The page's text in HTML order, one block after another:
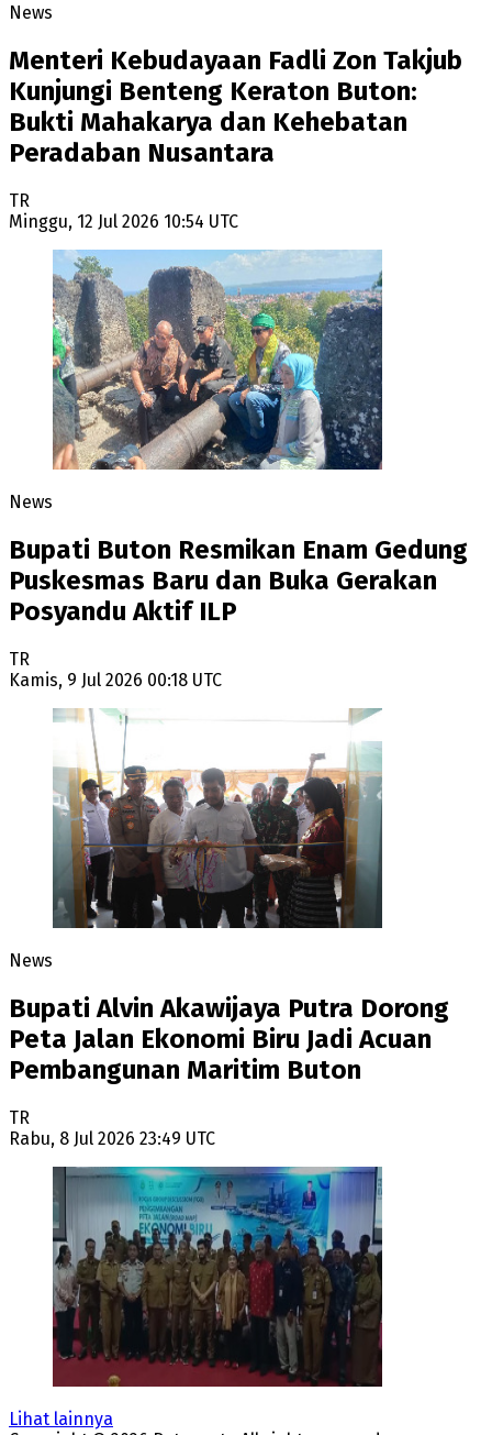
News
Menteri Kebudayaan Fadli Zon Takjub
Kunjungi Benteng Keraton Buton:
Bukti Mahakarya dan Kehebatan
Peradaban Nusantara
TR
Minggu, 12 Jul 2026 10:54 UTC
News
Bupati Buton Resmikan Enam Gedung
Puskesmas Baru dan Buka Gerakan
Posyandu Aktif ILP
TR
Kamis, 9 Jul 2026 00:18 UTC
News
Bupati Alvin Akawijaya Putra Dorong
Peta Jalan Ekonomi Biru Jadi Acuan
Pembangunan Maritim Buton
TR
Rabu, 8 Jul 2026 23:49 UTC
Lihat lainnya